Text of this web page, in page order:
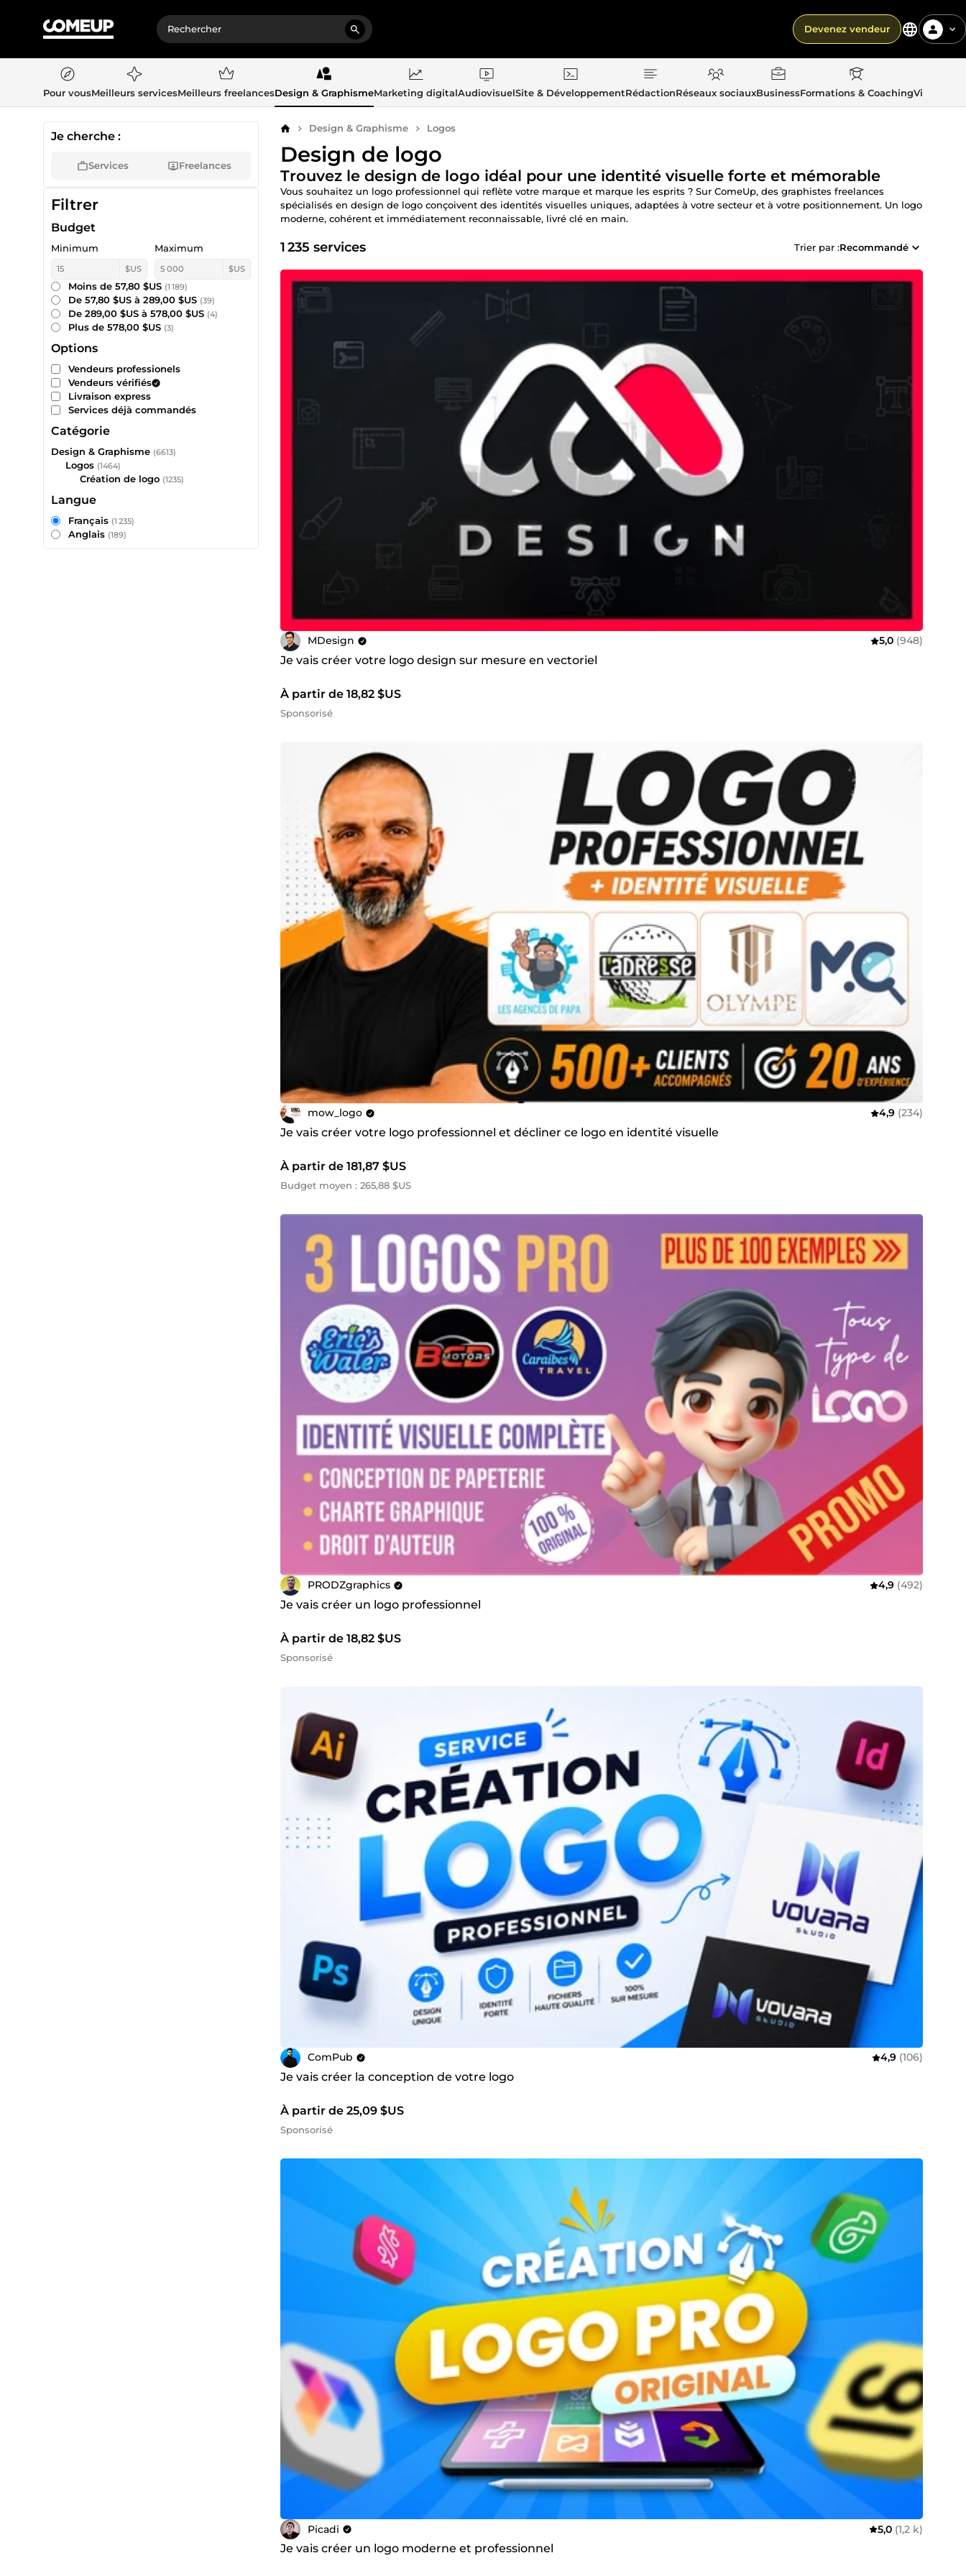
Devenez vendeur
Pour vousMeilleurs servicesMeilleurs freelancesDesign & GraphismeMarketing digitalAudiovisuelSite & DéveloppementRédactionRéseaux sociauxBusinessFormations & CoachingVie
AccueilDesign & Graphisme Logos
Design de logo
Trouvez le design de logo idéal pour une identité visuelle forte et mémorable
Vous souhaitez un logo professionnel qui reflète votre marque et marque les esprits ? Sur ComeUp, des graphistes freelances
spécialisés en design de logo conçoivent des identités visuelles uniques, adaptées à votre secteur et à votre positionnement. Un logo
moderne, cohérent et immédiatement reconnaissable, livré clé en main.
1 235 services Trier par :Recommandé
MDesign 5,0 (948)
Je vais créer votre logo design sur mesure en vectoriel
À partir de 18,82 $US
Sponsorisé
mow_logo 4,9 (234)
Je vais créer votre logo professionnel et décliner ce logo en identité visuelle
À partir de 181,87 $US
Budget moyen : 265,88 $US
PRODZgraphics 4,9 (492)
Je vais créer un logo professionnel
À partir de 18,82 $US
Sponsorisé
ComPub 4,9 (106)
Je vais créer la conception de votre logo
À partir de 25,09 $US
Sponsorisé
Picadi 5,0 (1,2 k)
Je vais créer un logo moderne et professionnel
Je cherche :
Services Freelances
Filtrer
Budget
Minimum
$US
Maximum
$US
Moins de 57,80 $US (1 189)
De 57,80 $US à 289,00 $US (39)
De 289,00 $US à 578,00 $US (4)
Plus de 578,00 $US (3)
Options
Vendeurs professionels
Vendeurs vérifiés
Livraison express
Services déjà commandés
Catégorie
Design & Graphisme (6613)
Logos (1464)
Création de logo (1235)
Langue
Français (1 235)
Anglais (189)